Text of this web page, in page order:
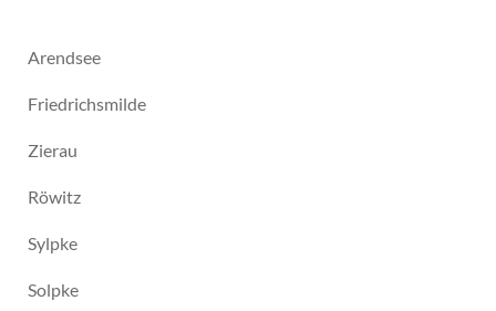
Arendsee
Friedrichsmilde
Zierau
Röwitz
Sylpke
Solpke